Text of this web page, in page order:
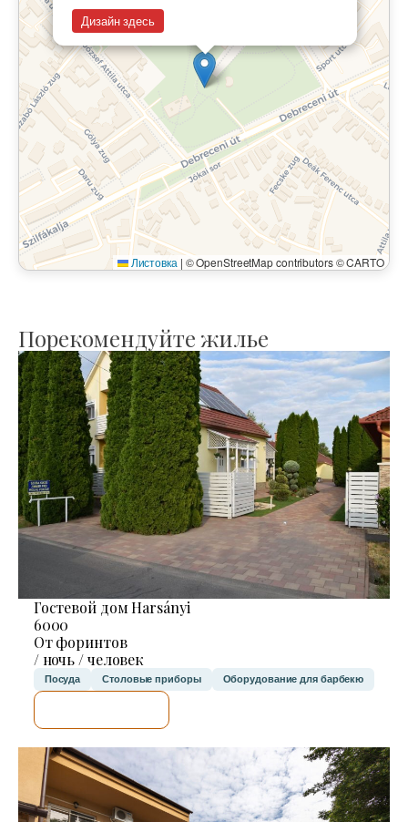
Дизайн здесь
Листовка | © OpenStreetMap contributors © CARTO
Порекомендуйте жилье
Гостевой дом Harsányi
6000
От форинтов
/ ночь / человек
Посуда Столовые приборы Оборудование для барбекю